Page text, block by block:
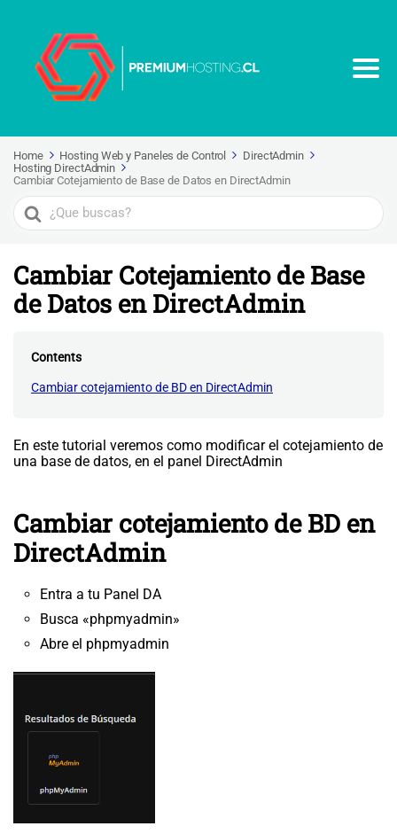
Home Hosting Web y Paneles de Control
DirectAdmin
Hosting DirectAdmin
Cambiar Cotejamiento de Base de Datos en DirectAdmin
Search
For
Cambiar Cotejamiento de Base
de Datos en DirectAdmin
Contents
Cambiar cotejamiento de BD en DirectAdmin
En este tutorial veremos como modificar el cotejamiento de
una base de datos, en el panel DirectAdmin
Cambiar cotejamiento de BD en
DirectAdmin
Entra a tu Panel DA
Busca «phpmyadmin»
Abre el phpmyadmin